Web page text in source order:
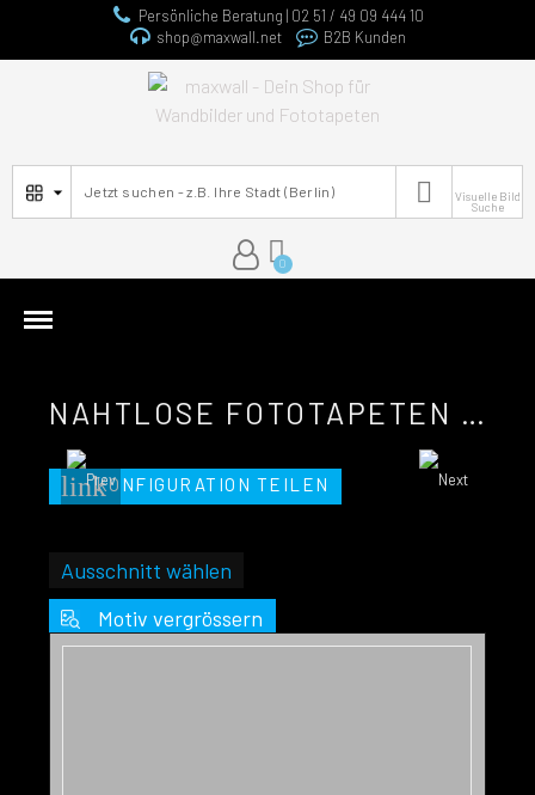
Persönliche Beratung | 02 51 / 49 09 444 10
shop@maxwall.net
B2B Kunden
Visuelle Bild
Suche

NAHTLOSE FOTOTAPETEN DETAIL DES MODERNEN ARCHITEKTURGEBÄUDES
linkKONFIGURATION TEILEN
Ausschnitt wählen
Motiv vergrössern